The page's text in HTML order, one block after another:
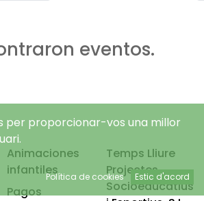
eventos.
Animaciones
infantiles
Pagos
Temps Lliure
Projectes
Socioeducatius
per proporcionar-vos una millor
Política de cookies Estic d'acord